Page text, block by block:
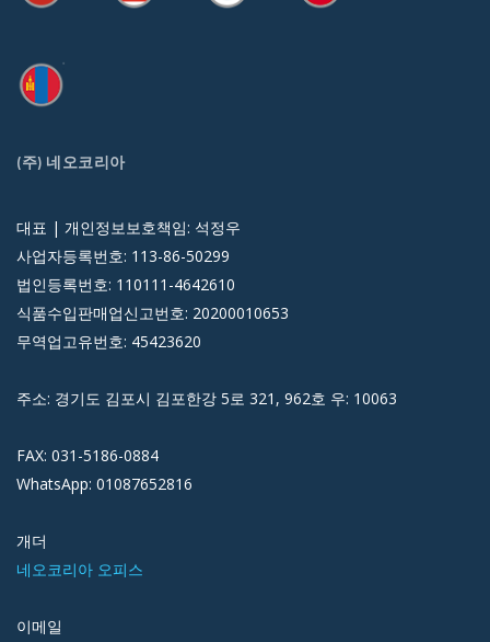
(주) 네오코리아
대표 | 개인정보보호책임: 석정우
사업자등록번호: 113-86-50299
법인등록번호: 110111-4642610
식품수입판매업신고번호: 20200010653
무역업고유번호: 45423620
주소: 경기도 김포시 김포한강 5로 321, 962호 우: 10063
FAX: 031-5186-0884
WhatsApp: 01087652816
개더
네오코리아 오피스
이메일